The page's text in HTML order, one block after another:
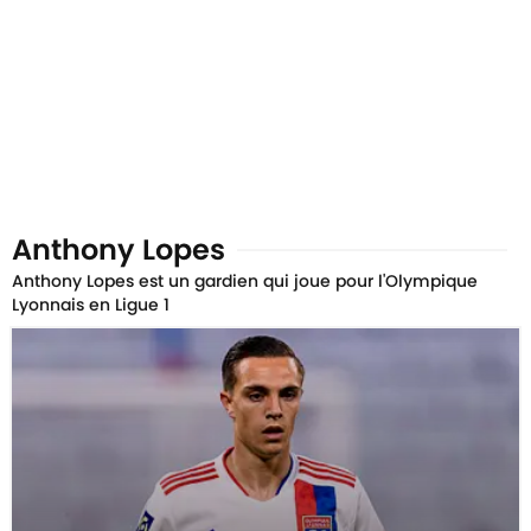
Anthony Lopes
Anthony Lopes est un gardien qui joue pour l'Olympique
Lyonnais en Ligue 1